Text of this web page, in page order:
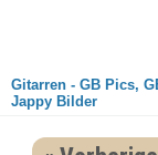
Gitarren - GB Pics,
Jappy Bilder